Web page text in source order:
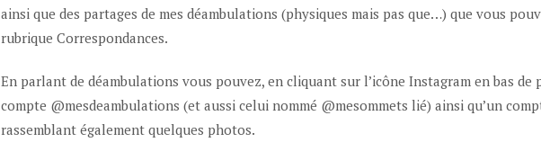
ainsi que des partages de mes déambulations (physiques mais pas que…) que vous
rubrique Correspondances.
En parlant de déambulations vous pouvez, en cliquant sur l’icône Instagram en bas de
compte @mesdeambulations (et aussi celui nommé @mesommets lié) ainsi qu’un
rassemblant également quelques photos.